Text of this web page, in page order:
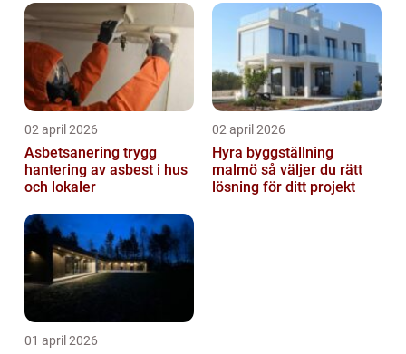
02 april 2026
Asbetsanering trygg
hantering av asbest i hus
och lokaler
02 april 2026
Hyra byggställning
malmö så väljer du rätt
lösning för ditt projekt
01 april 2026